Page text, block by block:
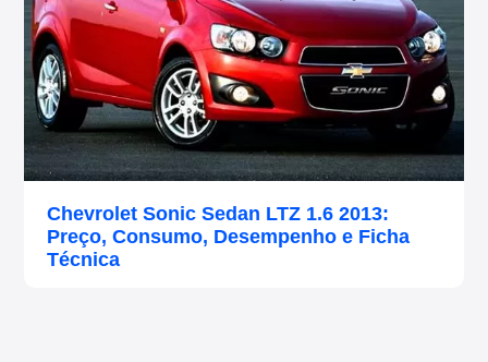
Chevrolet Sonic Sedan LTZ 1.6 2013:
Preço, Consumo, Desempenho e Ficha
Técnica